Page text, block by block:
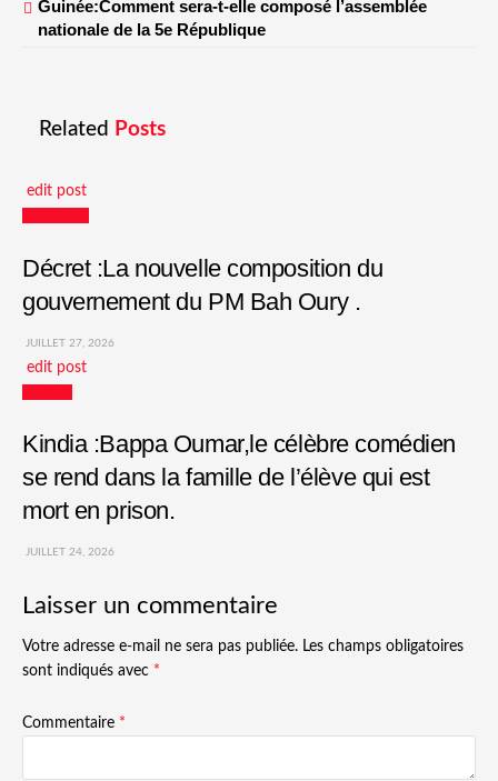
Guinée:Comment sera-t-elle composé l’assemblée
nationale de la 5e République
Related Posts
edit post
Décret :La nouvelle composition du
gouvernement du PM Bah Oury .
JUILLET 27, 2026
edit post
Kindia :Bappa Oumar,le célèbre comédien
se rend dans la famille de l’élève qui est
mort en prison.
JUILLET 24, 2026
Laisser un commentaire
Votre adresse e-mail ne sera pas publiée. Les champs obligatoires
sont indiqués avec *
Commentaire *